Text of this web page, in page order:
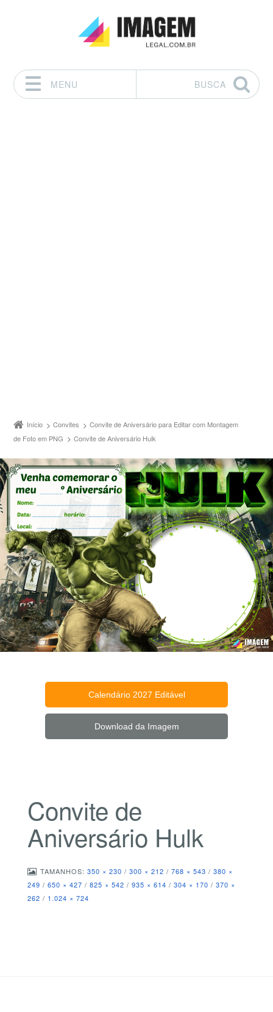
MENU
BUSCA
Início Convites
Convite de Aniversário para Editar com Montagem
de Foto em PNG
Convite de Aniversário Hulk
Calendário 2027 Editável
Download da Imagem
Convite de
Aniversário Hulk
TAMANHOS: 350 × 230 / 300 × 212 / 768 × 543 / 380 ×
249 / 650 × 427 / 825 × 542 / 935 × 614 / 304 × 170 / 370 ×
262 / 1.024 × 724